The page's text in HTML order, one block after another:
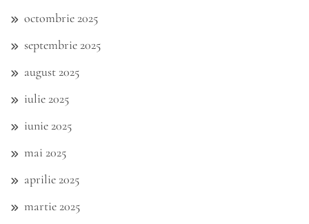
octombrie 2025
septembrie 2025
august 2025
iulie 2025
iunie 2025
mai 2025
aprilie 2025
martie 2025